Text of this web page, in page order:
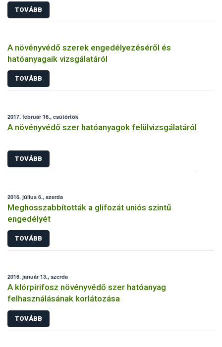
TOVÁBB
A növényvédő szerek engedélyezéséről és
hatóanyagaik vizsgálatáról
TOVÁBB
2017. február 16., csütörtök
A növényvédő szer hatóanyagok felülvizsgálatáról
TOVÁBB
2016. július 6., szerda
Meghosszabbították a glifozát uniós szintű
engedélyét
TOVÁBB
2016. január 13., szerda
A klórpirifosz növényvédő szer hatóanyag
felhasználásának korlátozása
TOVÁBB